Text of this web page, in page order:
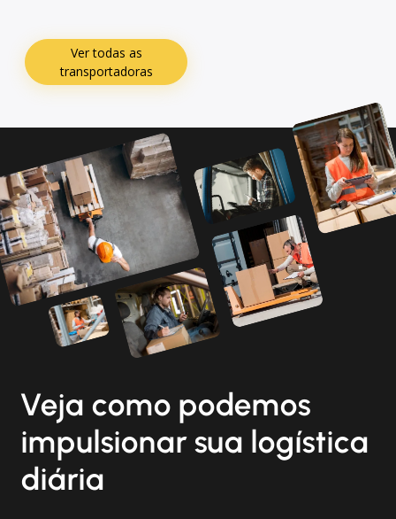
Ver todas as
transportadoras
Veja como podemos
impulsionar sua logística
diária